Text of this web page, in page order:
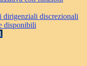
dirigenziali discrezionali
disponibili